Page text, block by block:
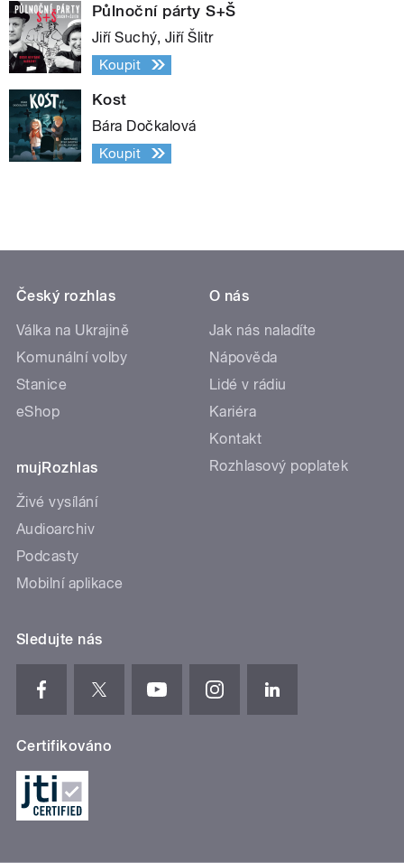
Půlnoční párty S+Š
Jiří Suchý, Jiří Šlitr
Koupit
Kost
Bára Dočkalová
Koupit
Český rozhlas
Válka na Ukrajině
Komunální volby
Stanice
eShop
mujRozhlas
Živé vysílání
Audioarchiv
Podcasty
Mobilní aplikace
O nás
Jak nás naladíte
Nápověda
Lidé v rádiu
Kariéra
Kontakt
Rozhlasový poplatek
Sledujte nás
Certifikováno